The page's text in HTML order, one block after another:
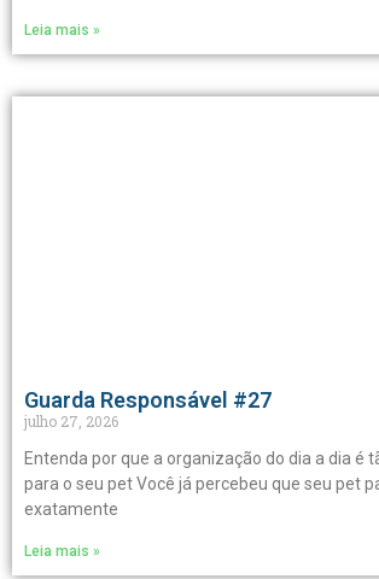
Leia mais »
Guarda Responsável #27
julho 27, 2026
Entenda por que a organização do dia a dia é
para o seu pet Você já percebeu que seu pet
exatamente
Leia mais »